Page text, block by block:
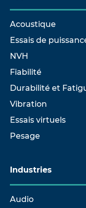
Acoustique
Essais de
NVH
Fiabilité
Durabilité et
Vibration
Essais virtuels
Pesage
Industries
Audio